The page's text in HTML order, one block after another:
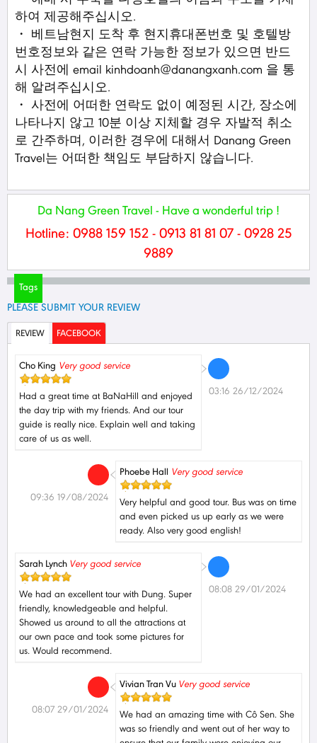
하여 제공해주십시오.
・ 베트남현지 도착 후 현지휴대폰번호 및 호텔방
번호정보와 같은 연락 가능한 정보가 있으면 반드
시 사전에 email kinhdoanh@danangxanh.com 을 통
해 알려주십시오.
・ 사전에 어떠한 연락도 없이 예정된 시간, 장소에
나타나지 않고 10분 이상 지체할 경우 자발적 취소
로 간주하며, 이러한 경우에 대해서 Danang Green
Travel는 어떠한 책임도 부담하지 않습니다.
Da Nang Green Travel - Have a wonderful trip !
Hotline: 0988 159 152 - 0913 81 81 07 - 0928 25
9889
Tags
PLEASE SUBMIT YOUR REVIEW
REVIEW FACEBOOK
Cho King Very good service
Had a great time at BaNaHill and enjoyed
the day trip with my friends. And our tour
guide is really nice. Explain well and taking
care of us as well.
03:16 26/12/2024
Phoebe Hall Very good service
Very helpful and good tour. Bus was on time
and even picked us up early as we were
ready. Also very good english!
09:36 19/08/2024
Sarah Lynch Very good service
We had an excellent tour with Dung. Super
friendly, knowledgeable and helpful.
Showed us around to all the attractions at
our own pace and took some pictures for
us. Would recommend.
08:08 29/01/2024
Vivian Tran Vu Very good service
We had an amazing time with Cô Sen. She
was so friendly and went out of her way to
08:07 29/01/2024